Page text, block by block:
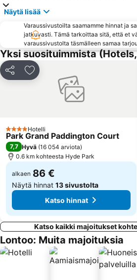
Wembley
Marylebone
Tottenham
ExCeL
St Pancras Station
Buckinghamin palatsi
King's Cross St.Pancras Metro Station
Russell Square
Näytä lisää
Varaussivustoilta saamamme hinnat ja
jatkuvasti. Tämä tarkoittaa sitä, että et
varaussivustolta täsmälleen samaa
Yksi suosituimmista
Jaa Lisää suosikkeihin
4 Tähtiluokitus
Hotelli
Park Grand Paddington Court
7,7 Hyvä (16 054 arviota)
0.6 km kohteesta Hyde Park
alkaen 86 €
Näytä hinnat 13 sivustolta
Katso hinnat
Katso kaikki majoitukset
Lontoo: Muita majoituksia